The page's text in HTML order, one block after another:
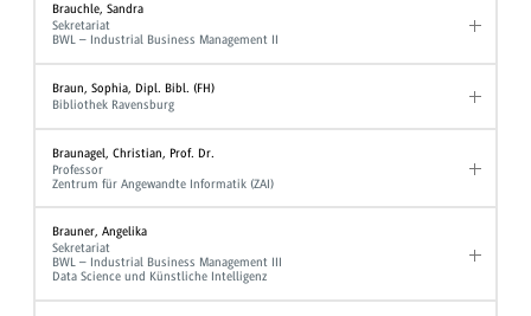
Brauchle, Sandra
Sekretariat
BWL – Industrial Business Management II
Braun, Sophia, Dipl. Bibl. (FH)
Bibliothek Ravensburg
Braunagel, Christian, Prof. Dr.
Professor
Zentrum für Angewandte Informatik (ZAI)
Brauner, Angelika
Sekretariat
BWL – Industrial Business Management III
Data Science und Künstliche Intelligenz